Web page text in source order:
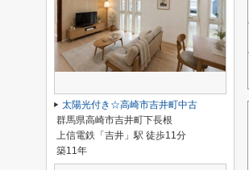
太陽光付き☆高崎市吉井町中古
群馬県高崎市吉井町下長根
上信電鉄「吉井」駅 徒歩11分
築11年